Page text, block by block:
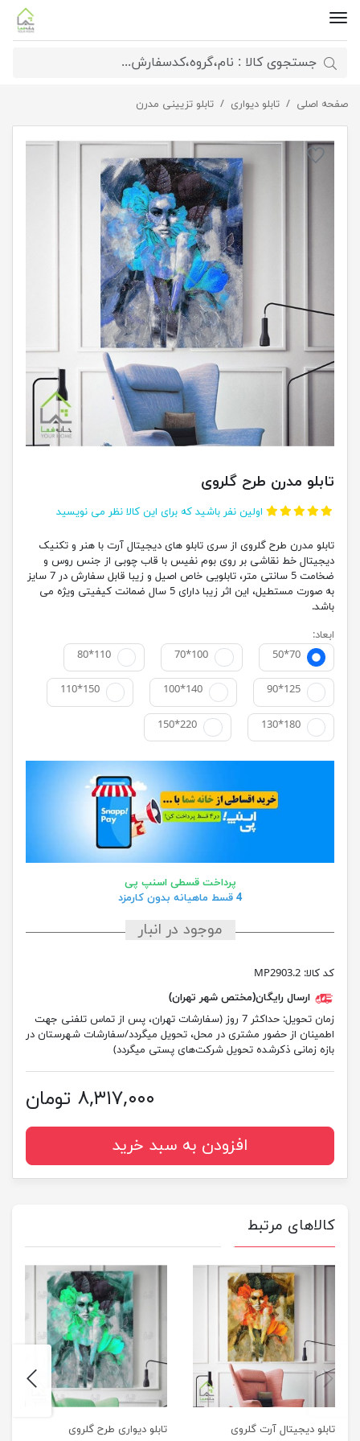
صفحه اصلی تابلو دیواری تابلو تزیینی مدرن تابلو مدرن طرح گلروی
تابلو مدرن طرح گلروی
اولین نفر باشید که برای این کالا نظر می نویسید
تابلو مدرن طرح گلروی از سری تابلو های دیجیتال آرت با هنر و تکنیک
دیجیتال خط نقاشی بر روی بوم نفیس با قاب چوبی از جنس روس و
ضخامت 5 سانتی متر، تابلویی خاص اصیل و زیبا قابل سفارش در 7 سایز
به صورت مستطیل، این اثر زیبا دارای 5 سال ضمانت کیفیتی ویژه می
باشد.
ابعاد:
50*70
70*100
80*110
90*125
100*140
110*150
130*180
150*220
پرداخت قسطی اسنپ پی
4 قسط ماهیانه بدون کارمزد
موجود در انبار
کد کالا: MP2903.2
ارسال رایگان(مختص شهر تهران)
زمان تحویل:
حداکثر 7 روز (سفارشات تهران، پس از تماس تلفنی جهت
اطمینان از حضور مشتری در محل، تحویل میگردد/سفارشات شهرستان در
بازه زمانی ذکرشده تحویل شرکت‌های پستی میگردد)
۸,۳۱۷,۰۰۰ تومان
افزودن به سبد خرید
کالاهای مرتبط
تابلو دیجیتال آرت گلروی تابلو دیواری طرح گلروی
previus